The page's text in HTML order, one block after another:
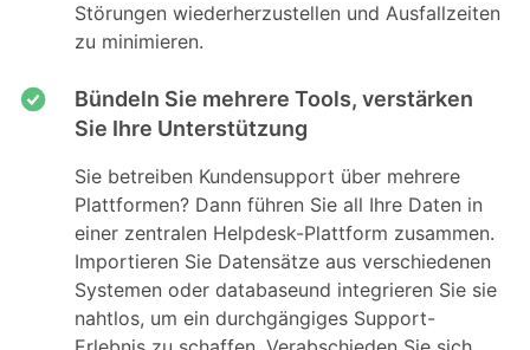
Störungen wiederherzustellen und Ausfallzeiten
zu minimieren.
Bündeln Sie mehrere Tools, verstärken
Sie Ihre Unterstützung
Sie betreiben Kundensupport über mehrere
Plattformen? Dann führen Sie all Ihre Daten in
einer zentralen Helpdesk-Plattform zusammen.
Importieren Sie Datensätze aus verschiedenen
Systemen oder databaseund integrieren Sie sie
nahtlos, um ein durchgängiges Support-